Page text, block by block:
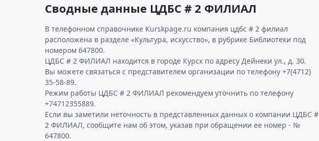
Сводные данные ЦДБС # 2 ФИЛИАЛ
В телефонном справочнике Kurskpage.ru компания цдбс # 2 филиал
расположена в разделе «Культура, искусство», в рубрике Библиотеки под
номером 647800.
ЦДБС # 2 ФИЛИАЛ находится в городе Курск по адресу Дейнеки ул., д. 30.
Вы можете связаться с представителем организации по телефону +7(4712)
35-58-89.
Режим работы ЦДБС # 2 ФИЛИАЛ рекомендуем уточнить по телефону
+74712355889.
Если вы заметили неточность в представленных данных о компании ЦДБС #
2 ФИЛИАЛ, сообщите нам об этом, указав при обращении ее номер - №
647800.